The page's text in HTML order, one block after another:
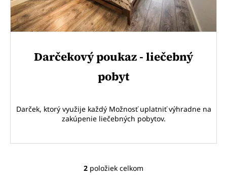
Darčekový poukaz - liečebný
pobyt
Darček, ktorý využije každý Možnosť uplatniť výhradne na
zakúpenie liečebných pobytov.
O
2 položiek celkom
POBYT
SENIOR